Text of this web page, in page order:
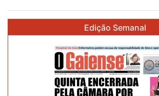
MENOS
PORTUGAL
ANO
Edição Semanal